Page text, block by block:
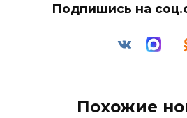
Подпишись на
Похожие